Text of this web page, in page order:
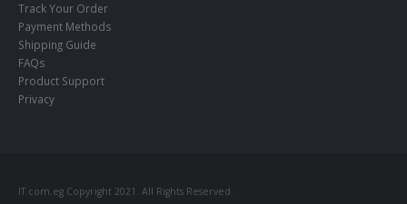
Track Your Order
Payment Methods
Shipping Guide
FAQs
Product Support
Privacy
IT.com.eg Copyright 2021. All Rights Reserved.